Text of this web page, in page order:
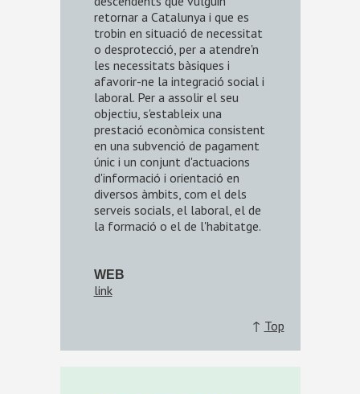
retornar a Catalunya i que es
trobin en situació de necessitat
o desprotecció, per a atendre'n
les necessitats bàsiques i
afavorir-ne la integració social i
laboral. Per a assolir el seu
objectiu, s'estableix una
prestació econòmica consistent
en una subvenció de pagament
únic i un conjunt d'actuacions
d'informació i orientació en
diversos àmbits, com el dels
serveis socials, el laboral, el de
la formació o el de l'habitatge.
WEB
link
↑ Top